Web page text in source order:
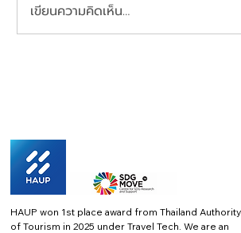
เขียนความคิดเห็น…
HAUP won 1st place award from Thailand Authority
of Tourism in 2025 under Travel Tech. We are an